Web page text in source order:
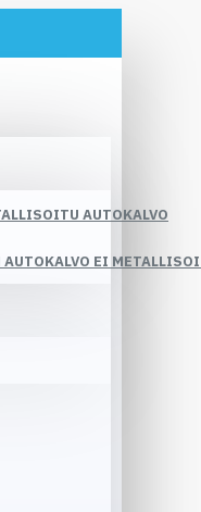
AUTOKALVO
AUTOKALVO EI